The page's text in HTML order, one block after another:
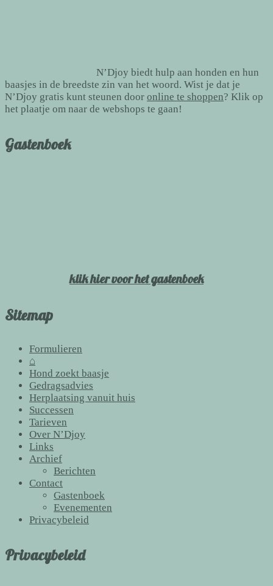
N’Djoy biedt hulp aan honden en hun
baasjes in de breedste zin van het woord. Wist je dat je
N’Djoy gratis kunt steunen door online te shoppen? Klik op
het plaatje om naar de webshops te gaan!
Gastenboek
klik hier voor het gastenboek
Sitemap
Formulieren
⌂
Hond zoekt baasje
Gedragsadvies
Herplaatsing vanuit huis
Successen
Tarieven
Over N’Djoy
Links
Archief
Berichten
Contact
Gastenboek
Evenementen
Privacybeleid
Privacybeleid